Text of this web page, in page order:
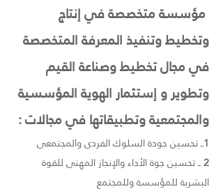
مؤسسة متخصصة في إنتاج
وتخطيط وتنفيذ المعرفة المتخصصة
في مجال تخطيط وصناعة القيم
وتطوير و إستثمار الهوية المؤسسية
والمجتمعية وتطبيقاتها في مجالات :
1ــ تحسين جودة السلوك الفردى والمجتمعى
2ــ تحسين جوة الأداء والإنجاز المهنى للقوة
البشرية للمؤسسة وللمجتمع